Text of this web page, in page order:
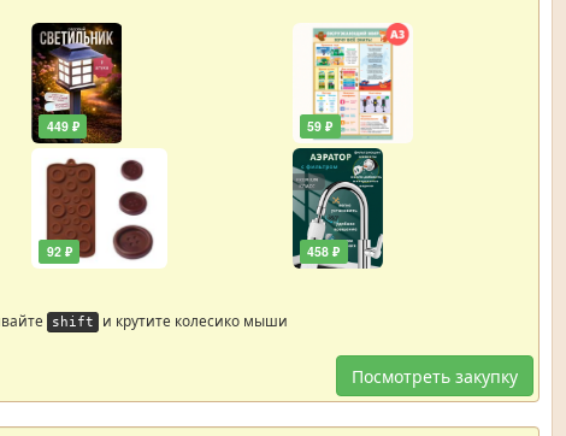
449 ₽
92 ₽
59 ₽
458 ₽
shift и крутите колесико мыши
Посмотреть закупку